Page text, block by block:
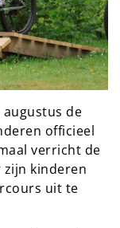
de
officieel
verricht de
zijn kinderen
uit te